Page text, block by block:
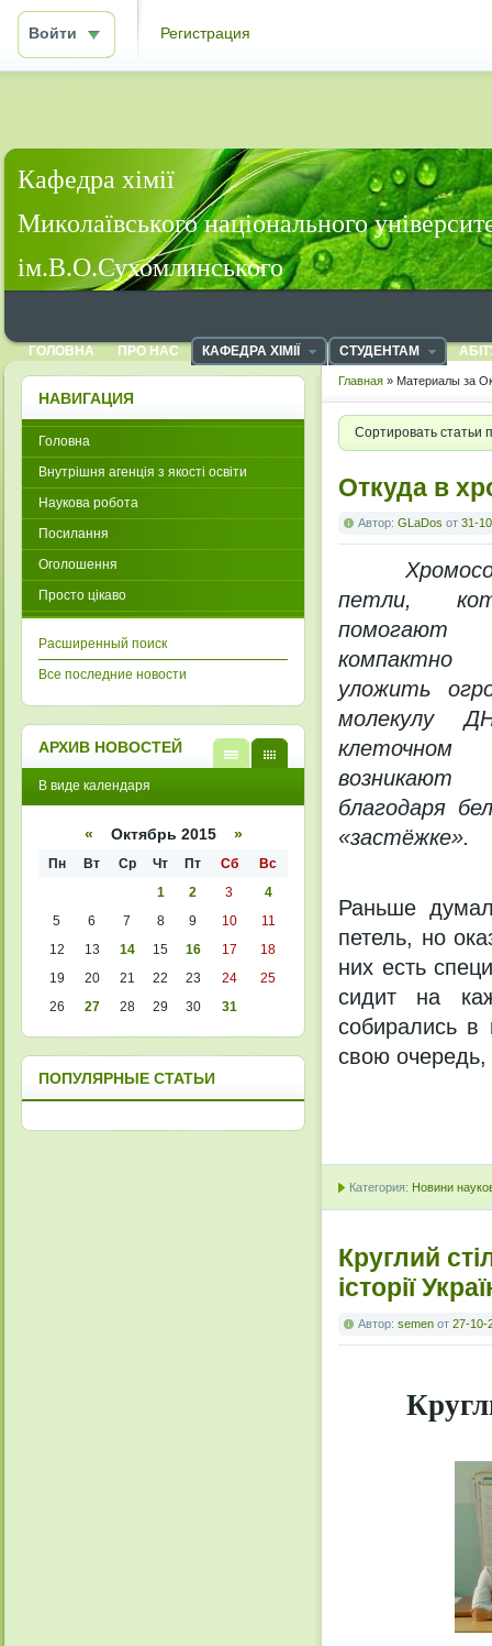
Войти Регистрация
Кафедра хімії
Миколаївського національного
ім.В.О.Сухомлинського
ГОЛОВНА ПРО НАС КАФЕДРА ХІМІЇ СТУДЕНТАМ
Главная » Материалы за
Сортировать статьи
Откуда в
Автор: GLaDos от 31-
петли,
помогают
компактно
уложить
молекулу
клеточном
возникают
благодаря
«застёжке».
Раньше
петель, но
них есть
сидит на
собирались
свою
Категория: Новини
Круглий
історії
Автор: semen от 27-10-
НАВИГАЦИЯ
Головна
Внутрішня агенція з якості освіти
Наукова робота
Посилання
Оголошення
Просто цікаво
Расширенный поиск
Все последние новости
АРХИВ НОВОСТЕЙ
кален
списк
В виде календаря
« Октябрь 2015 »
Пн Вт Ср Чт Пт Сб
Вс
1
2 3
4
5
6 7 8 9 10
11
12
13 14 15 16 17
18
19
20 21 22 23 24
25
26
27 28 29 30 31
ПОПУЛЯРНЫЕ СТАТЬИ